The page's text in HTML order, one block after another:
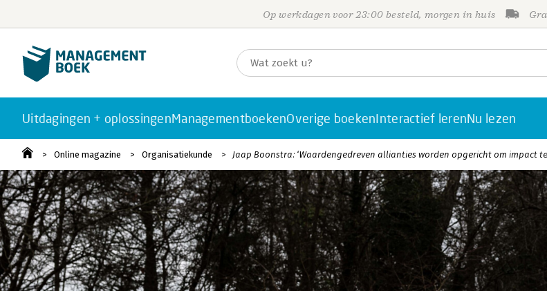
Op werkdagen voor 23:00 besteld, morgen in huis
Uitdagingen + oplossingenManagementboekenOverige boekenInteractief lerenNu lezen
Online magazine Organisatiekunde Jaap Boonstra: ‘Waardengedreven allianties worden opgericht om impact